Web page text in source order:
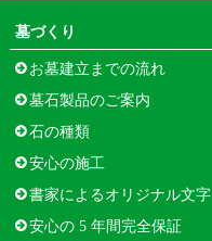
墓づくり
お墓建立までの流れ
墓石製品のご案内
石の種類
安心の施工
書家によるオリジナル文字
安心の 5 年間完全保証